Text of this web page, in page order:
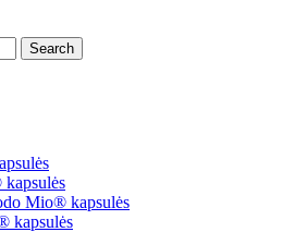
Search
Mio® kapsulės
kapsulės